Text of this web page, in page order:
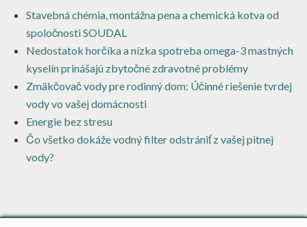
Stavebná chémia, montážna pena a chemická kotva od
spoločnosti SOUDAL
Nedostatok horčíka a nízka spotreba omega-3 mastných
kyselín prinášajú zbytočné zdravotné problémy
Zmäkčovač vody pre rodinný dom: Účinné riešenie tvrdej
vody vo vašej domácnosti
Energie bez stresu
Čo všetko dokáže vodný filter odstrániť z vašej pitnej
vody?